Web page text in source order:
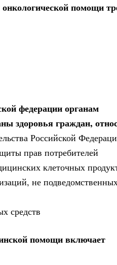
помощи
федерации органам
здоровья граждан,
Российской
прав потребителей
клеточных
не
средств
помощи включает